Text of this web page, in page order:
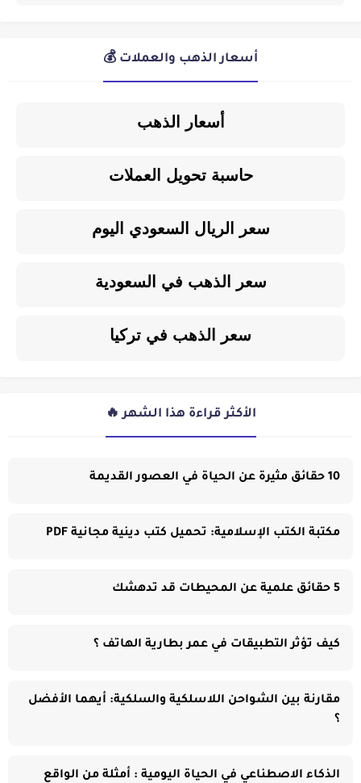
أسعار الذهب والعملات 💰
أسعار الذهب
حاسبة تحويل العملات
سعر الريال السعودي اليوم
سعر الذهب في السعودية
سعر الذهب في تركيا
الأكثر قراءة هذا الشهر 🔥
10 حقائق مثيرة عن الحياة في العصور القديمة
مكتبة الكتب الإسلامية: تحميل كتب دينية مجانية PDF
5 حقائق علمية عن المحيطات قد تدهشك
كيف تؤثر التطبيقات في عمر بطارية الهاتف ؟
مقارنة بين الشواحن اللاسلكية والسلكية: أيهما الأفضل
؟
الذكاء الاصطناعي في الحياة اليومية : أمثلة من الواقع